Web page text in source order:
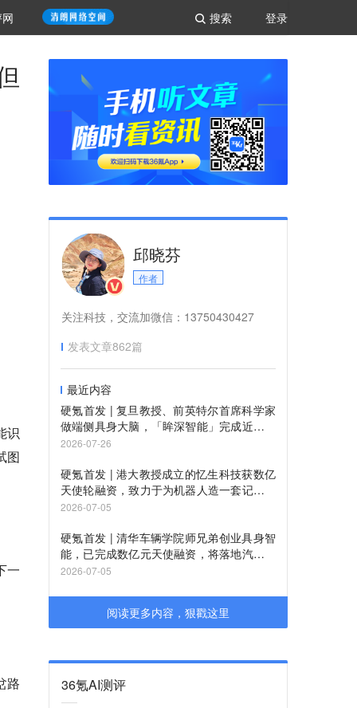
登录
搜索
识
图
一
路
邱晓芬
作者
关注科技，交流加微信：13750430427
发表文章862篇
最近内容
硬氪首发 | 复旦教授、前英特尔首席科学家
做端侧具身大脑，「眸深智能」完成近亿元
Pre-A轮追加融资
2026-07-26
硬氪首发 | 港大教授成立的忆生科技获数亿
天使轮融资，致力于为机器人造一套记忆系
统
2026-07-05
硬氪首发 | 清华车辆学院师兄弟创业具身智
能，已完成数亿元天使融资，将落地汽车产
业
2026-07-05
阅读更多内容，狠戳这里
36氪AI测评